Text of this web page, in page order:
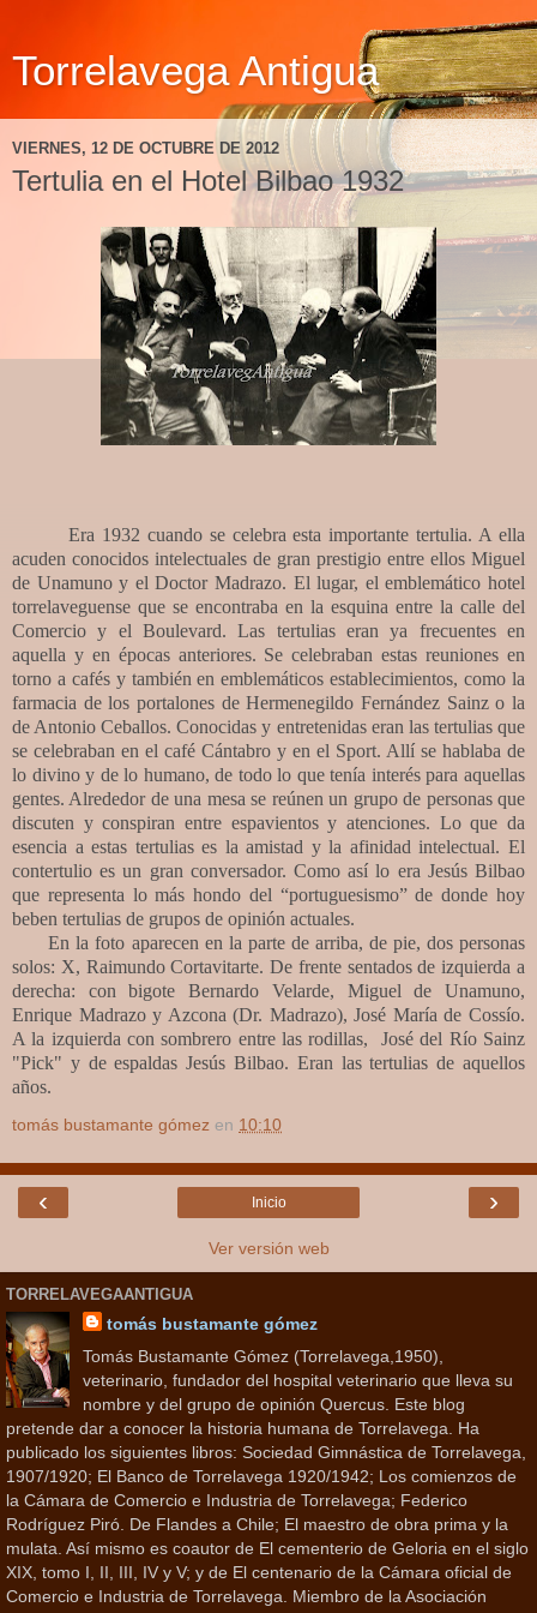
Torrelavega Antigua
VIERNES, 12 DE OCTUBRE DE 2012
Tertulia en el Hotel Bilbao 1932
Era 1932 cuando se celebra esta importante tertulia. A ella
acuden conocidos intelectuales de gran prestigio entre ellos Miguel
de Unamuno y el Doctor Madrazo. El lugar, el emblemático hotel
torrelaveguense que se encontraba en la esquina entre la calle del
Comercio y el Boulevard. Las tertulias eran ya frecuentes en
aquella y en épocas anteriores. Se celebraban estas reuniones en
torno a cafés y también en emblemáticos establecimientos, como la
farmacia de los portalones de Hermenegildo Fernández Sainz o la
de Antonio Ceballos. Conocidas y entretenidas eran las tertulias que
se celebraban en el café Cántabro y en el Sport. Allí se hablaba de
lo divino y de lo humano, de todo lo que tenía interés para aquellas
gentes. Alrededor de una mesa se reúnen un grupo de personas que
discuten y conspiran entre espavientos y atenciones. Lo que da
esencia a estas tertulias es la amistad y la afinidad intelectual. El
contertulio es un gran conversador. Como así lo era Jesús Bilbao
que representa lo más hondo del “portuguesismo” de donde hoy
beben tertulias de grupos de opinión actuales.
En la foto aparecen en la parte de arriba, de pie, dos personas
solos: X, Raimundo Cortavitarte. De frente sentados de izquierda a
derecha: con bigote Bernardo Velarde, Miguel de Unamuno,
Enrique Madrazo y Azcona (Dr. Madrazo), José María de Cossío.
A la izquierda con sombrero entre las rodillas, José del Río Sainz
"Pick" y de espaldas Jesús Bilbao. Eran las tertulias de aquellos
años.
tomás bustamante gómez en 10:10
‹ ›
Inicio
Ver versión web
TORRELAVEGAANTIGUA
tomás bustamante gómez
Tomás Bustamante Gómez (Torrelavega,1950),
veterinario, fundador del hospital veterinario que lleva su
nombre y del grupo de opinión Quercus. Este blog
pretende dar a conocer la historia humana de Torrelavega. Ha
publicado los siguientes libros: Sociedad Gimnástica de Torrelavega,
1907/1920; El Banco de Torrelavega 1920/1942; Los comienzos de
la Cámara de Comercio e Industria de Torrelavega; Federico
Rodríguez Piró. De Flandes a Chile; El maestro de obra prima y la
mulata. Así mismo es coautor de El cementerio de Geloria en el siglo
XIX, tomo I, II, III, IV y V; y de El centenario de la Cámara oficial de
Comercio e Industria de Torrelavega. Miembro de la Asociación